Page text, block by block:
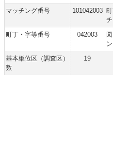
マッチング番号
101042003
町丁・字等番号 042003
基本単位区（調査区）
数
19